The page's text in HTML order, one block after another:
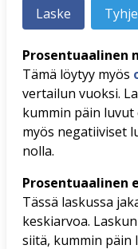
Prosentuaalinen
Tämä löytyy myös
vertailun vuoksi.
kummin päin luvut
myös negatiiviset
nolla.
Prosentuaalinen
Tässä laskussa
keskiarvoa.
siitä, kummin päin